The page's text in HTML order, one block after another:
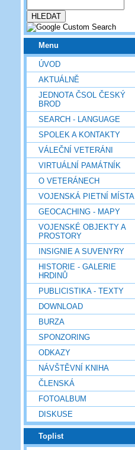
Menu
ÚVOD
AKTUÁLNĚ
JEDNOTA ČSOL ČESKÝ
BROD
SEARCH - LANGUAGE
SPOLEK A KONTAKTY
VÁLEČNÍ VETERÁNI
VIRTUÁLNÍ PAMÁTNÍK
O VETERÁNECH
VOJENSKÁ PIETNÍ MÍSTA
GEOCACHING - MAPY
VOJENSKÉ OBJEKTY A
PROSTORY
INSIGNIE A SUVENYRY
HISTORIE - GALERIE
HRDINŮ
PUBLICISTIKA - TEXTY
DOWNLOAD
BURZA
SPONZORING
ODKAZY
NÁVŠTĚVNÍ KNIHA
ČLENSKÁ
FOTOALBUM
DISKUSE
Toplist